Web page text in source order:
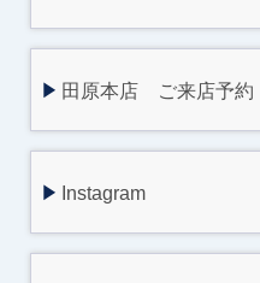
田原本店 ご来店予約
Instagram